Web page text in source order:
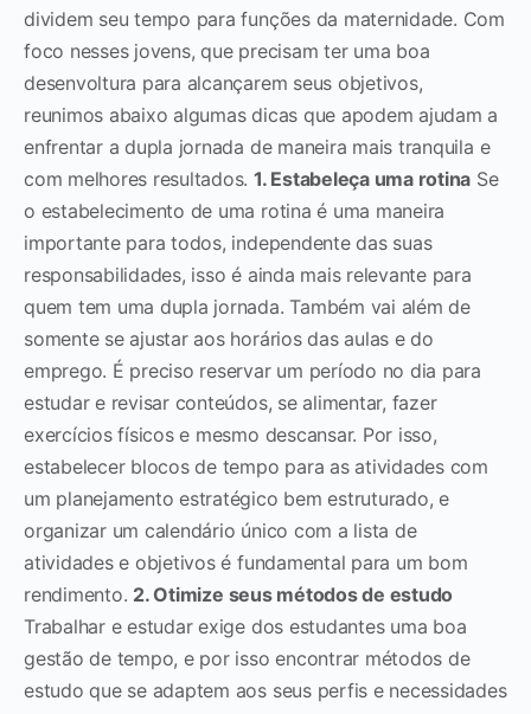
dividem seu tempo para funções da maternidade. Com
foco nesses jovens, que precisam ter uma boa
desenvoltura para alcançarem seus objetivos,
reunimos abaixo algumas dicas que apodem ajudam a
enfrentar a dupla jornada de maneira mais tranquila e
com melhores resultados. 1. Estabeleça uma rotina Se
o estabelecimento de uma rotina é uma maneira
importante para todos, independente das suas
responsabilidades, isso é ainda mais relevante para
quem tem uma dupla jornada. Também vai além de
somente se ajustar aos horários das aulas e do
emprego. É preciso reservar um período no dia para
estudar e revisar conteúdos, se alimentar, fazer
exercícios físicos e mesmo descansar. Por isso,
estabelecer blocos de tempo para as atividades com
um planejamento estratégico bem estruturado, e
organizar um calendário único com a lista de
atividades e objetivos é fundamental para um bom
rendimento. 2. Otimize seus métodos de estudo
Trabalhar e estudar exige dos estudantes uma boa
gestão de tempo, e por isso encontrar métodos de
estudo que se adaptem aos seus perfis e necessidades